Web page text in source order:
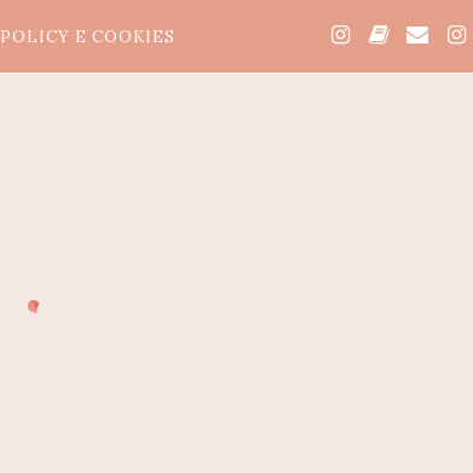
POLICY E COOKIES